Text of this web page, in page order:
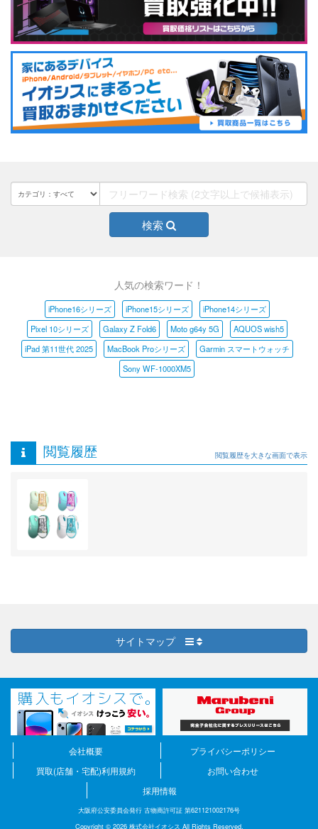
検索
人気の検索ワード！
iPhone16シリーズ iPhone15シリーズ
iPhone14シリーズ
Pixel 10シリーズ
Galaxy Z Fold6 Moto g64y 5G
AQUOS wish5
iPad 第11世代 2025
MacBook Proシリーズ
Garmin スマートウォッチ
Sony WF-1000XM5
閲覧履歴 閲覧履歴を大きな画面で表示
サイトマップ
会社概要
プライバシーポリシー
買取(店舗・宅配)利用規約
お問い合わせ
採用情報
大阪府公安委員会発行 古物商許可証 第621121002176号
Copyright © 2026 株式会社イオシス All Rights Reserved.